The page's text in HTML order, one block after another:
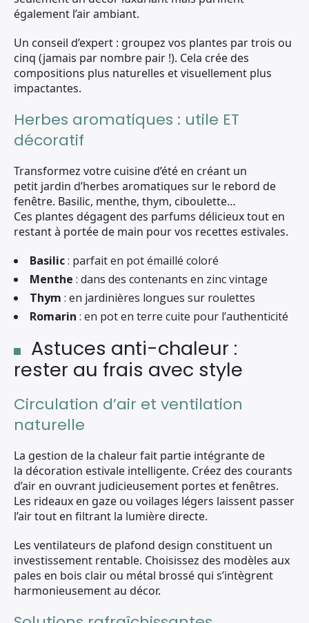
également l’air ambiant.
Un conseil d’expert : groupez vos plantes par trois ou
cinq (jamais par nombre pair !). Cela crée des
compositions plus naturelles et visuellement plus
impactantes.
Herbes aromatiques : utile ET
décoratif
Transformez votre cuisine d’été en créant un
petit jardin d’herbes aromatiques sur le rebord de
fenêtre. Basilic, menthe, thym, ciboulette…
Ces plantes dégagent des parfums délicieux tout en
restant à portée de main pour vos recettes estivales.
Basilic: parfait en pot émaillé coloré
Menthe : dans des contenants en zinc vintage
Thym : en jardinières longues sur roulettes
Romarin : en pot en terre cuite pour l’authenticité
Astuces anti-chaleur :
rester au frais avec style
Circulation d’air et ventilation
naturelle
La gestion de la chaleur fait partie intégrante de
la décoration estivale intelligente. Créez des courants
d’air en ouvrant judicieusement portes et fenêtres.
Les rideaux en gaze ou voilages légers laissent passer
l’air tout en filtrant la lumière directe.
Les ventilateurs de plafond design constituent un
investissement rentable. Choisissez des modèles aux
pales en bois clair ou métal brossé qui s’intègrent
harmonieusement au décor.